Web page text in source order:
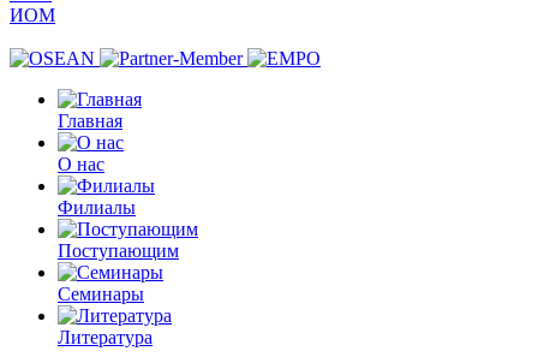
ИОМ
Главная
О нас
Филиалы
Поступающим
Семинары
Литература